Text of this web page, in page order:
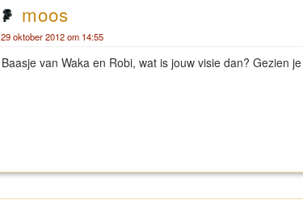
moos
29 oktober 2012 om 14:55
Baasje van Waka en Robi, wat is jouw visie dan? Gezien